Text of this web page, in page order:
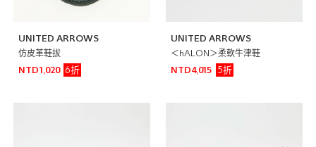
UNITED ARROWS
仿皮革鞋拔
NTD1,020
6折
UNITED ARROWS
＜hALON＞柔軟牛津鞋
NTD4,015
5折